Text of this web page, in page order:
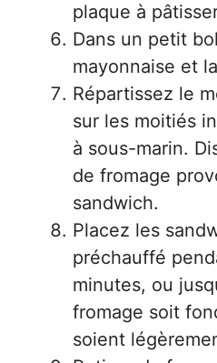
plaque à
Dans un petit
mayonnaise et
Répartissez le
sur les moitiés
à sous-marin.
de fromage
sandwich.
Placez les
préchauffé
minutes, ou
fromage soit
soient